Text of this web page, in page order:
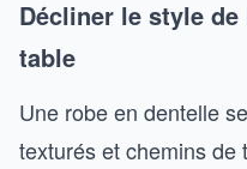
Décliner le style
table
Une robe en dentelle
texturés et chemins de